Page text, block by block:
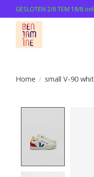
GESLOTEN 2/8 TEM 18/8
Home / small V-90